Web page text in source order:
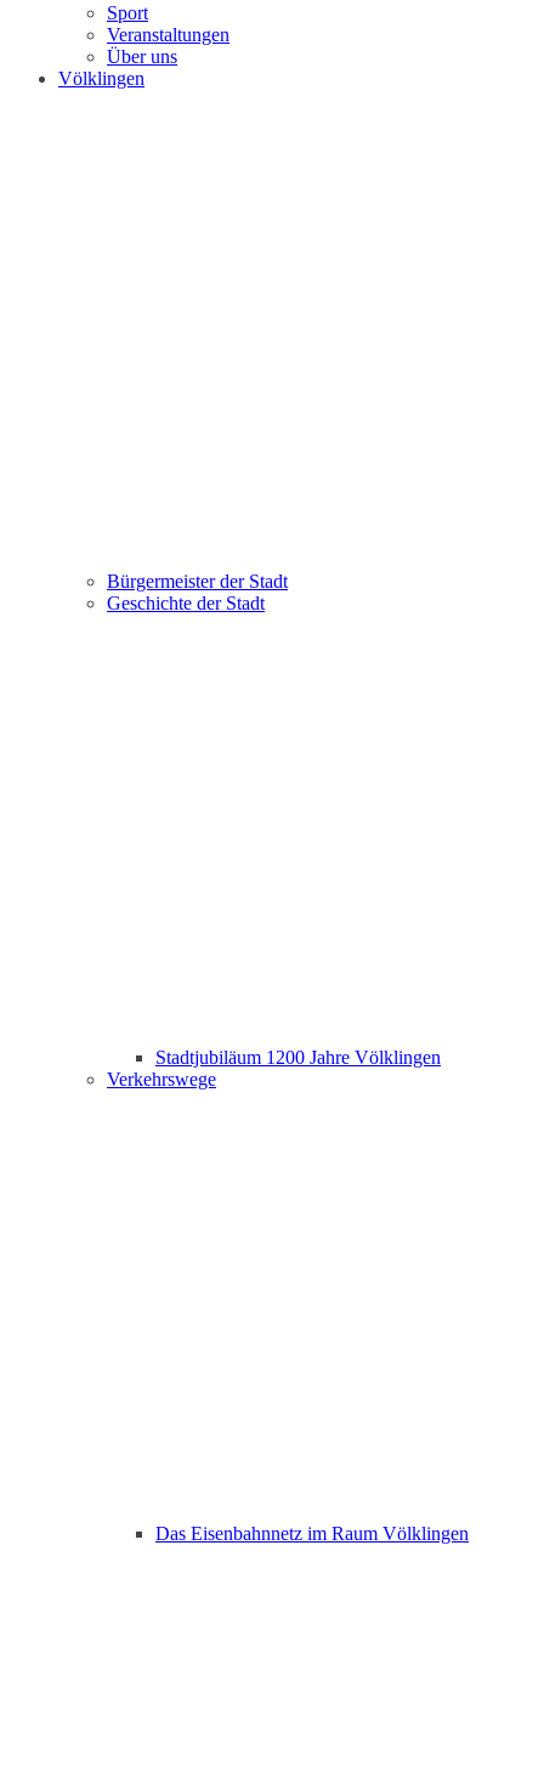
Sport
Veranstaltungen
Über uns
Völklingen
Bürgermeister der Stadt
Geschichte der Stadt
Stadtjubiläum 1200 Jahre Völklingen
Verkehrswege
Das Eisenbahnnetz im Raum Völklingen